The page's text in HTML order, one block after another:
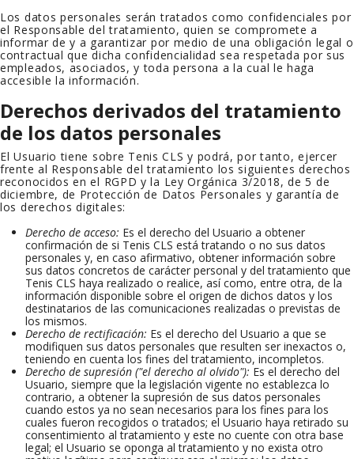
Los datos personales serán tratados como confidenciales por
el Responsable del tratamiento, quien se compromete a
informar de y a garantizar por medio de una obligación legal o
contractual que dicha confidencialidad sea respetada por sus
empleados, asociados, y toda persona a la cual le haga
accesible la información.
Derechos derivados del tratamiento
de los datos personales
El Usuario tiene sobre Tenis CLS y podrá, por tanto, ejercer
frente al Responsable del tratamiento los siguientes derechos
reconocidos en el RGPD y la Ley Orgánica 3/2018, de 5 de
diciembre, de Protección de Datos Personales y garantía de
los derechos digitales:
Derecho de acceso: Es el derecho del Usuario a obtener
confirmación de si Tenis CLS está tratando o no sus datos
personales y, en caso afirmativo, obtener información sobre
sus datos concretos de carácter personal y del tratamiento que
Tenis CLS haya realizado o realice, así como, entre otra, de la
información disponible sobre el origen de dichos datos y los
destinatarios de las comunicaciones realizadas o previstas de
los mismos.
Derecho de rectificación: Es el derecho del Usuario a que se
modifiquen sus datos personales que resulten ser inexactos o,
teniendo en cuenta los fines del tratamiento, incompletos.
Derecho de supresión ("el derecho al olvido"): Es el derecho del
Usuario, siempre que la legislación vigente no establezca lo
contrario, a obtener la supresión de sus datos personales
cuando estos ya no sean necesarios para los fines para los
cuales fueron recogidos o tratados; el Usuario haya retirado su
consentimiento al tratamiento y este no cuente con otra base
legal; el Usuario se oponga al tratamiento y no exista otro